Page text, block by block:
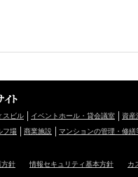
スビル イベントホール・貸会議室 資産
フ場 商業施設 マンションの管理・修繕
方針 情報セキュリティ基本方針 カ